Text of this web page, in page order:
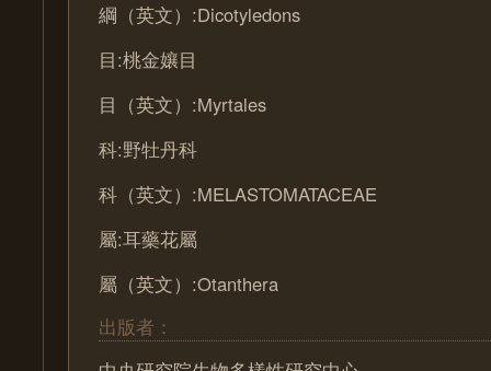
綱（英文）:Dicotyledons
目:桃金孃目
目（英文）:Myrtales
科:野牡丹科
科（英文）:MELASTOMATACEAE
屬:耳藥花屬
屬（英文）:Otanthera
出版者：